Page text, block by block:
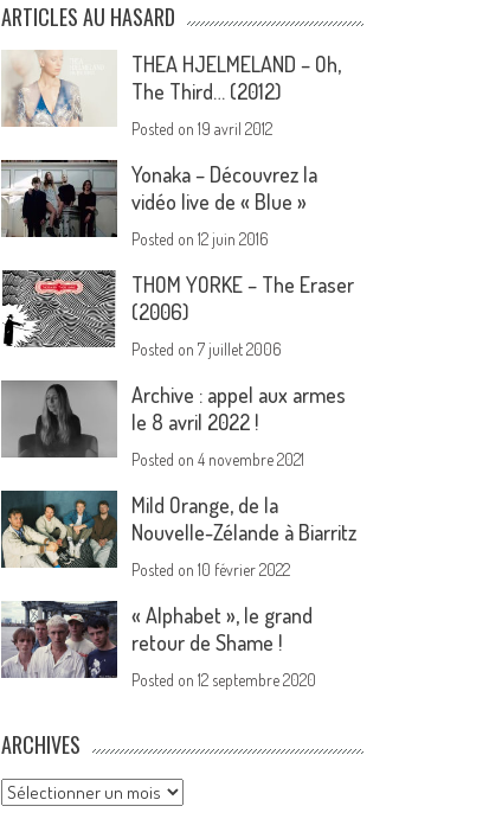
ARTICLES AU HASARD
THEA HJELMELAND – Oh,
The Third… (2012)
Posted on19 avril 2012
Yonaka – Découvrez la
vidéo live de « Blue »
Posted on12 juin 2016
THOM YORKE – The Eraser
(2006)
Posted on7 juillet 2006
Archive : appel aux armes
le 8 avril 2022 !
Posted on4 novembre 2021
Mild Orange, de la
Nouvelle-Zélande à Biarritz
Posted on10 février 2022
« Alphabet », le grand
retour de Shame !
Posted on12 septembre 2020
ARCHIVES
Archives